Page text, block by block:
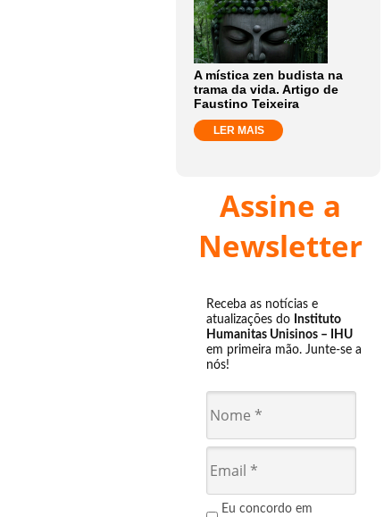
A mística zen budista na
trama da vida. Artigo de
Faustino Teixeira
LER MAIS
Assine a
Newsletter
Receba as notícias e
atualizações do Instituto
Humanitas Unisinos – IHU
em primeira mão. Junte-se a
nós!
Eu concordo em